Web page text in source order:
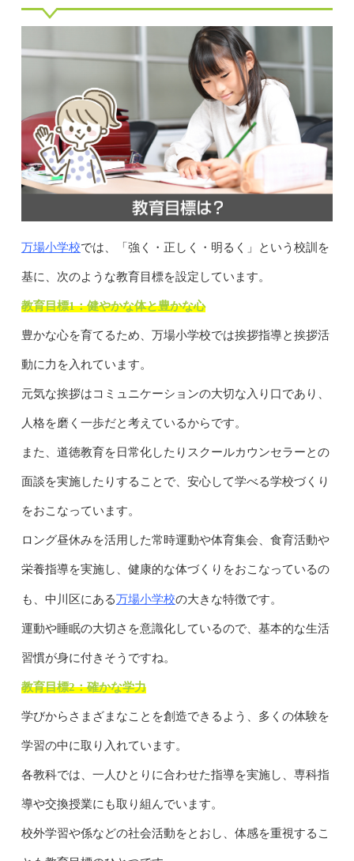
万場小学校では、「強く・正しく・明るく」という校訓を
基に、次のような教育目標を設定しています。
教育目標1：健やかな体と豊かな心
豊かな心を育てるため、万場小学校では挨拶指導と挨拶活
動に力を入れています。
元気な挨拶はコミュニケーションの大切な入り口であり、
人格を磨く一歩だと考えているからです。
また、道徳教育を日常化したりスクールカウンセラーとの
面談を実施したりすることで、安心して学べる学校づくり
をおこなっています。
ロング昼休みを活用した常時運動や体育集会、食育活動や
栄養指導を実施し、健康的な体づくりをおこなっているの
も、中川区にある万場小学校の大きな特徴です。
運動や睡眠の大切さを意識化しているので、基本的な生活
習慣が身に付きそうですね。
教育目標2：確かな学力
学びからさまざまなことを創造できるよう、多くの体験を
学習の中に取り入れています。
各教科では、一人ひとりに合わせた指導を実施し、専科指
導や交換授業にも取り組んでいます。
校外学習や係などの社会活動をとおし、体感を重視するこ